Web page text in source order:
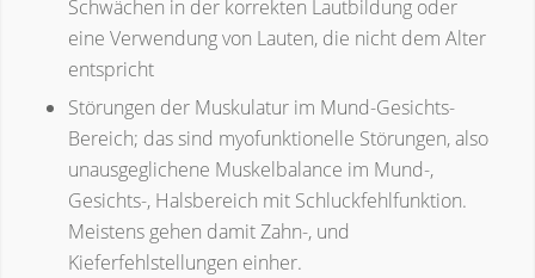
Schwächen in der korrekten Lautbildung oder
eine Verwendung von Lauten, die nicht dem Alter
entspricht
Störungen der Muskulatur im Mund-Gesichts-
Bereich; das sind myofunktionelle Störungen, also
unausgeglichene Muskelbalance im Mund-,
Gesichts-, Halsbereich mit Schluckfehlfunktion.
Meistens gehen damit Zahn-, und
Kieferfehlstellungen einher.